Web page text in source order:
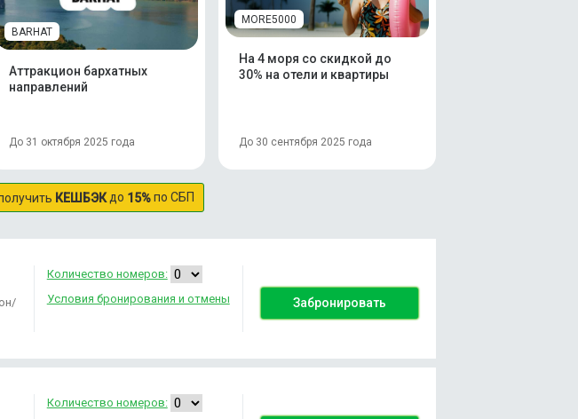
BARHAT
Аттракцион бархатных
направлений
До 31 октября 2025 года
MORE5000
На 4 моря со скидкой до
30% на отели и квартиры
До 30 сентября 2025 года
КЕШБЭКдо 15%по СБП
Количество номеров:
Условия бронирования и отмены
Забронировать
Количество номеров: